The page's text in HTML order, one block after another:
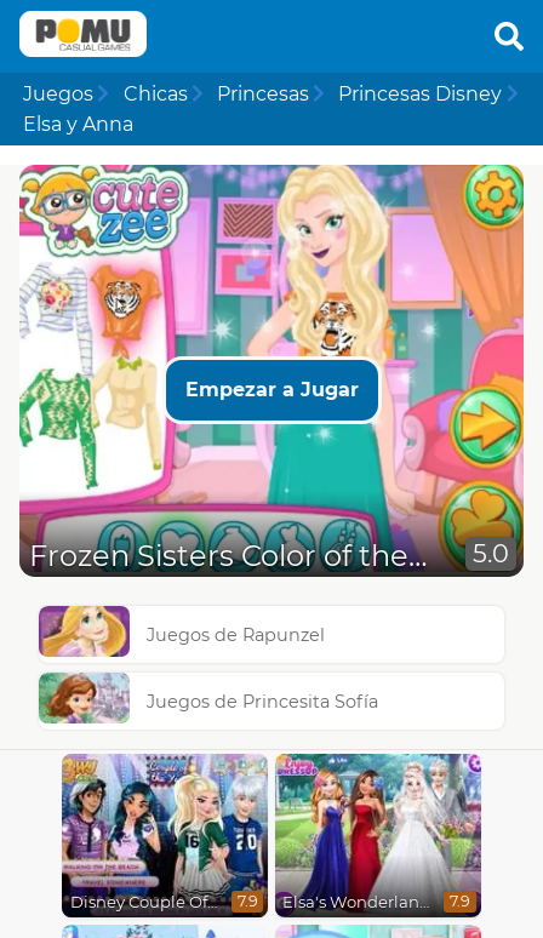
Juegos Chicas Princesas
Princesas Disney
Elsa y Anna
Empezar a Jugar
Frozen Sisters Color of the Year 5.0
Juegos de Rapunzel
Juegos de Princesita Sofía
Disney Couple Of The Year 7.9 Elsa's Wonderland Wedding 7.9